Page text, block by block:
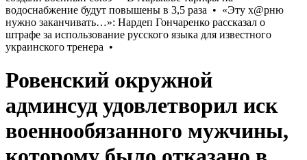
Ровенский окружной
админсуд удовлетворил иск
военнообязанного мужчины,